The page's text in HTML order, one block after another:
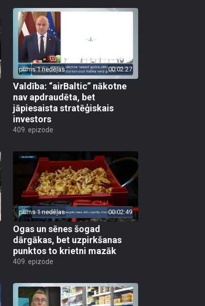
pirms 1 nedēļas 00:02:27
Valdība: “airBaltic” nākotne
nav apdraudēta, bet
jāpiesaista stratēģiskais
investors
409. epizode
pirms 1 nedēļas 00:02:49
Ogas un sēnes šogad
dārgākas, bet uzpirkšanas
punktos to krietni mazāk
409. epizode